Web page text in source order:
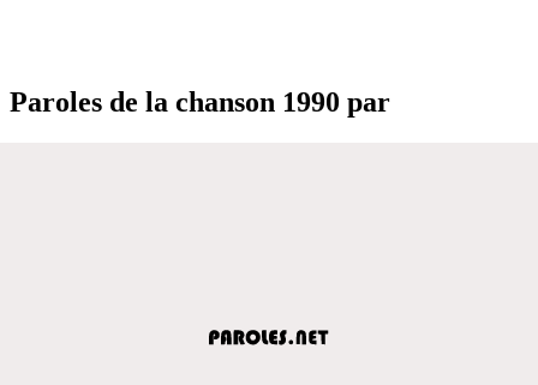
Paroles de la chanson 1990 par